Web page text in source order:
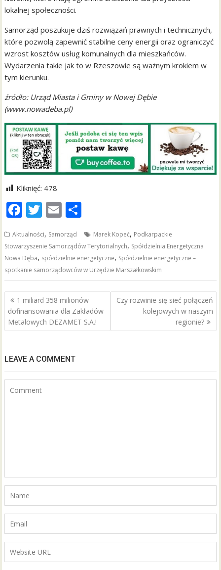
lokalnej społeczności.
Samorząd poszukuje dziś rozwiązań prawnych i technicznych,
które pozwolą zapewnić stabilne ceny energii oraz ograniczyć
wzrost kosztów usług komunalnych dla mieszkańców.
Wydarzenia takie jak to w Rzeszowie są ważnym krokiem w
tym kierunku.
źródło: Urząd Miasta i Gminy w Nowej Dębie
(www.nowadeba.pl)
Kliknięć: 478
F
e
b
o
o
k
T
itt
er
E
ai
l
ar
e
Aktualności, Samorząd Marek Kopeć, Podkarpackie
Stowarzyszenie Samorządów Terytorialnych, Spółdzielnia Energetyczna
Nowa Dęba, spółdzielnie energetyczne, Spółdzielnie energetyczne –
spotkanie samorządowców w Urzędzie Marszałkowskim
Nawigacja
wpisu
1 miliard 358 milionów
dofinansowania dla Zakładów
Metalowych DEZAMET S.A.!
Czy rozwinie się sieć połączeń
kolejowych w naszym
regionie?
LEAVE A COMMENT